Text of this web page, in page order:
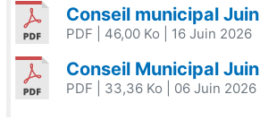
Conseil municipal Juin
PDF | 46,00 Ko | 16 Juin 2026
Conseil Municipal Juin
PDF | 33,36 Ko | 06 Juin 2026